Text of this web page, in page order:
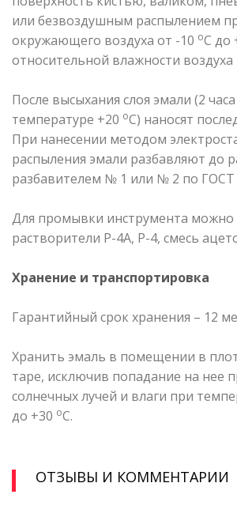
или безвоздушным распылением
окружающего воздуха от -10 оС до
относительной влажности
После высыхания слоя эмали (2
температуре +20 оС) наносят
При нанесении методом
распыления эмали разбавляют до
разбавителем № 1 или № 2 по ГОСТ
Для промывки инструмента можно
растворители Р-4А, Р-4, смесь
Хранение и транспортировка
Гарантийный срок хранения – 12
Хранить эмаль в помещении в
таре, исключив попадание на нее
солнечных лучей и влаги при
до +30 оС.
ОТЗЫВЫ И КОММЕНТАРИИ